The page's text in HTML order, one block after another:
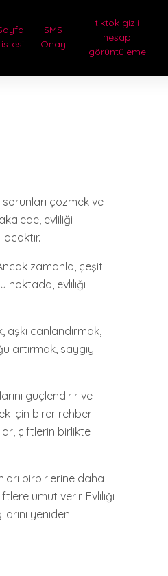
SMS
Onay
tiktok gizli
hesap
görüntüleme
çözmek ve
evliliği
zamanla, çeşitli
noktada, evliliği
aşkı canlandırmak,
artırmak, saygıyı
güçlendirir ve
için birer rehber
çiftlerin birlikte
birbirlerine daha
umut verir. Evliliği
yeniden